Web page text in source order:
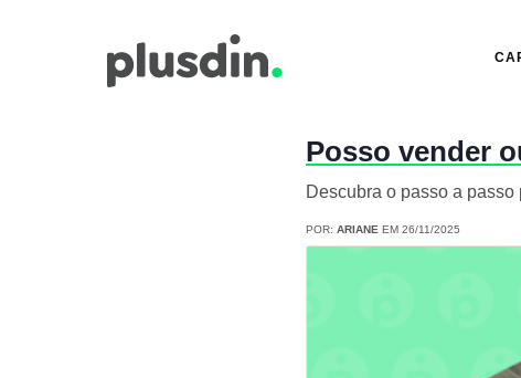
Posso vender
Descubra o passo a
POR: ARIANE EM 26/11/2025